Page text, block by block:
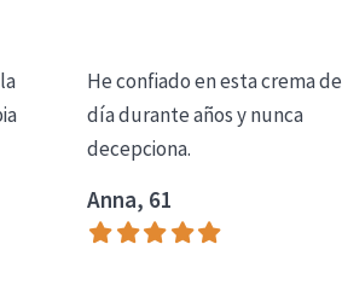
He confiado en esta crema de
día durante años y nunca
decepciona.
Anna, 61